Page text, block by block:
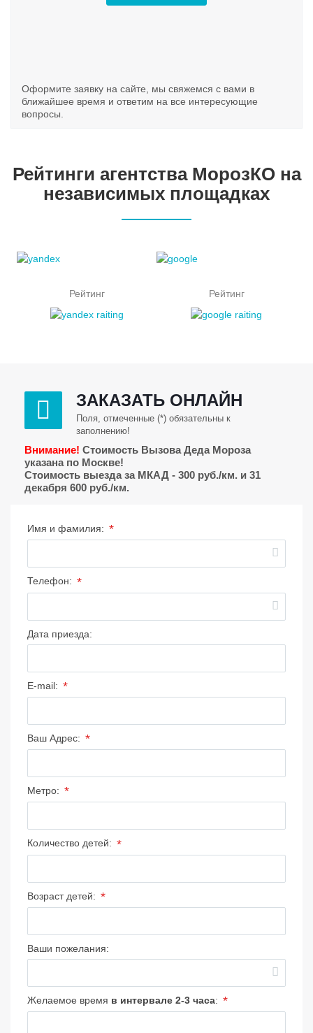
Оформите заявку на сайте, мы свяжемся с вами в
ближайшее время и ответим на все интересующие
вопросы.
Рейтинги агентства МорозКО на
независимых площадках
Рейтинг Рейтинг
ЗАКАЗАТЬ ОНЛАЙН
Поля, отмеченные (*) обязательны к
заполнению!
Внимание! Стоимость Вызова Деда Мороза
указана по Москве!
Стоимость выезда за МКАД - 300 руб./км. и 31
декабря 600 руб./км.
Имя и фамилия: *
Телефон: *
Дата приезда:
E-mail: *
Ваш Адрес: *
Метро: *
Количество детей: *
Возраст детей: *
Ваши пожелания:
Желаемое время в интервале 2-3 часа: *